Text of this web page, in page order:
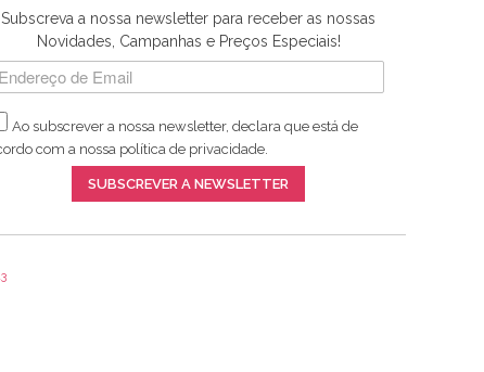
Relativamente à bolsa, tem um tecido com um
artigos a um preço muito justo. A expedição da
Subscreva a nossa newsletter para receber as nossas
Novidades, Campanhas e Preços Especiais!
Ao subscrever a nossa newsletter, declara que está de
com a nossa política de privacidade.
SUBSCREVER A NEWSLETTER